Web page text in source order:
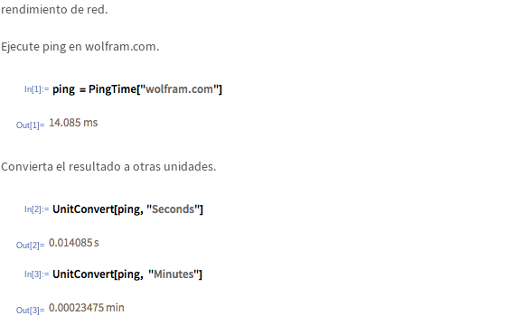
rendimiento de red.
Ejecute ping en wolfram.com.
In[1]:=
Out[1]=
Convierta el resultado a otras unidades.
In[2]:=
Out[2]=
In[3]:=
Out[3]=